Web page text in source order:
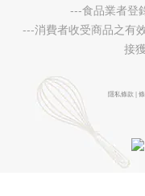
---食品業者登
---消費者收受商品之有
接
隱私條款 | 條